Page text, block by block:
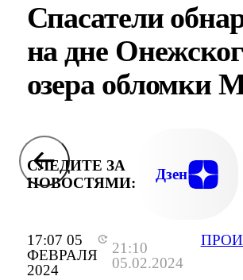
17:07 05
ФЕВРАЛЯ
2024
21:10
05.02.2024
Спасатели
на дне
озера обломки
СЛЕДИТЕ ЗА
НОВОСТЯМИ:
Дзен